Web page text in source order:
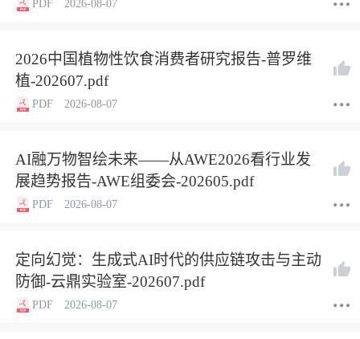
PDF 2026-08-07
2026中国植物性饮食消费者研究报告-普罗维
植-202607.pdf
PDF 2026-08-07
AI融万物智绘未来——从AWE2026看行业发
展趋势报告-AWE组委会-202605.pdf
PDF 2026-08-07
定向幻觉：生成式AI时代的供应链攻击与主动
防御-云鼎实验室-202607.pdf
PDF 2026-08-07